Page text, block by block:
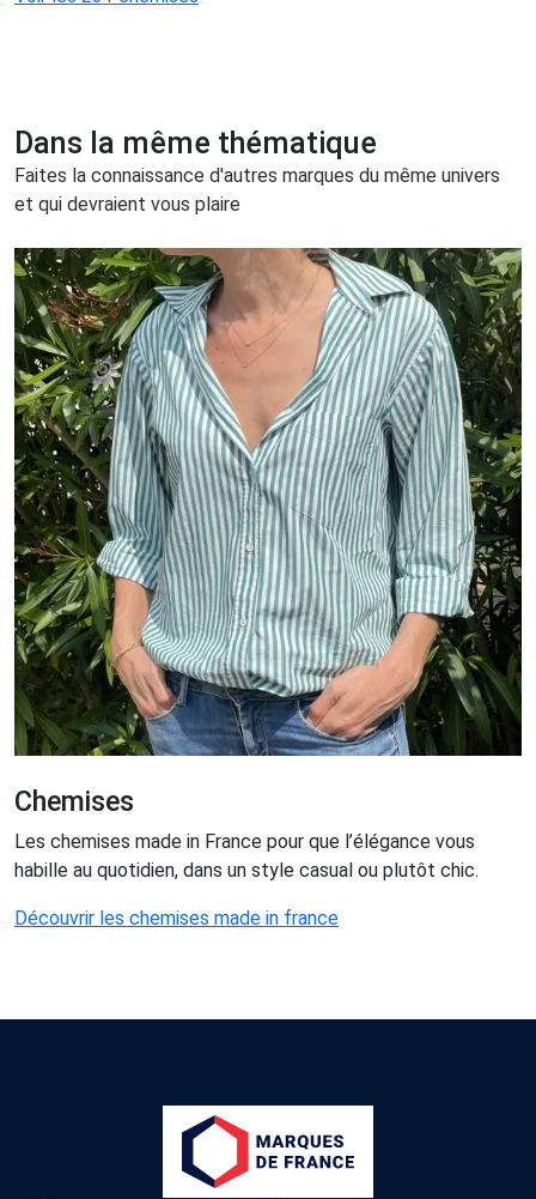
Dans la même thématique
Faites la connaissance d'autres marques du même univers
et qui devraient vous plaire
Chemises
Les chemises made in France pour que l’élégance vous
habille au quotidien, dans un style casual ou plutôt chic.
Découvrir les chemises made in france